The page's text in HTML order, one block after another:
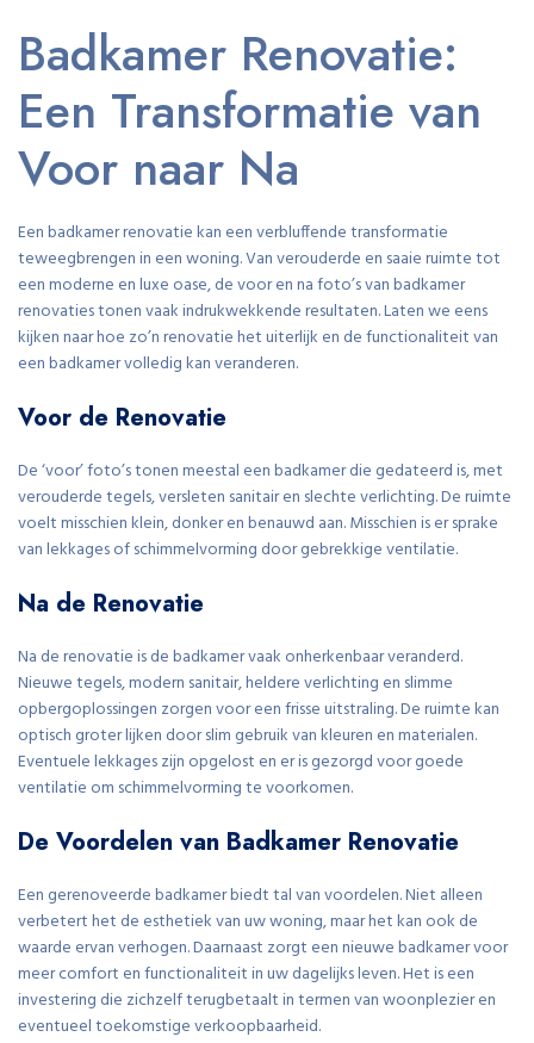
Badkamer Renovatie:
Een Transformatie van
Voor naar Na
Een badkamer renovatie kan een verbluffende transformatie
teweegbrengen in een woning. Van verouderde en saaie ruimte tot
een moderne en luxe oase, de voor en na foto’s van badkamer
renovaties tonen vaak indrukwekkende resultaten. Laten we eens
kijken naar hoe zo’n renovatie het uiterlijk en de functionaliteit van
een badkamer volledig kan veranderen.
Voor de Renovatie
De ‘voor’ foto’s tonen meestal een badkamer die gedateerd is, met
verouderde tegels, versleten sanitair en slechte verlichting. De ruimte
voelt misschien klein, donker en benauwd aan. Misschien is er sprake
van lekkages of schimmelvorming door gebrekkige ventilatie.
Na de Renovatie
Na de renovatie is de badkamer vaak onherkenbaar veranderd.
Nieuwe tegels, modern sanitair, heldere verlichting en slimme
opbergoplossingen zorgen voor een frisse uitstraling. De ruimte kan
optisch groter lijken door slim gebruik van kleuren en materialen.
Eventuele lekkages zijn opgelost en er is gezorgd voor goede
ventilatie om schimmelvorming te voorkomen.
De Voordelen van Badkamer Renovatie
Een gerenoveerde badkamer biedt tal van voordelen. Niet alleen
verbetert het de esthetiek van uw woning, maar het kan ook de
waarde ervan verhogen. Daarnaast zorgt een nieuwe badkamer voor
meer comfort en functionaliteit in uw dagelijks leven. Het is een
investering die zichzelf terugbetaalt in termen van woonplezier en
eventueel toekomstige verkoopbaarheid.